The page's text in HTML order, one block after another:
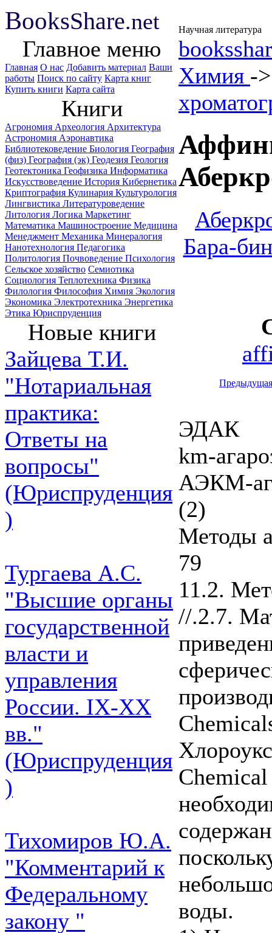
BooksShare.net Научная литература
Главное меню
Главная О нас Добавить материал Ваши
работы Поиск по сайту Карта книг
Купить книги Карта сайта
Книги
Агрономия Археология Архитектура
Астрономия Аэронавтика
Библиотековедение Биология География
(физ) География (эк) Геодезия Геология
Геотектоника Геофизика Информатика
Искусствоведение История Кибернетика
Криптография Кулинария Культурология
Лингвистика Литературоведение
Литология Логика Маркетинг
Математика Машиностроение Медицина
Менеджмент Механика Минералогия
Нанотехнология Педагогика
Политология Почвоведение Психология
Сельское хозяйство Семиотика
Социология Теплотехника Физика
Филология Философия Химия Экология
Экономика Электротехника Энергетика
Этика Юриспруденция
Новые книги
Зайцева Т.И.
"Нотариальная
практика:
Ответы на
вопросы"
(Юриспруденция
)
Тургаева А.С.
"Высшие органы
государственной
власти и
управления
России. IХ-ХХ
вв."
(Юриспруденция
)
Тихомиров Ю.А.
"Комментарий к
Федеральному
закону "
Химия -
Бара-
Предыдущая
ЭДАК
km-
АЭКМ-
(2)
Методы
79
11.2.
//.2.7.
воды.